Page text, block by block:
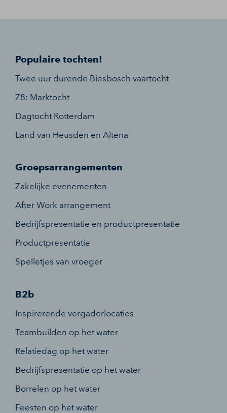
Populaire tochten!
Twee uur durende Biesbosch vaartocht
Z8: Marktocht
Dagtocht Rotterdam
Land van Heusden en Altena
Groepsarrangementen
Zakelijke evenementen
After Work arrangement
Bedrijfspresentatie en productpresentatie
Productpresentatie
Spelletjes van vroeger
B2b
Inspirerende vergaderlocaties
Teambuilden op het water
Relatiedag op het water
Bedrijfspresentatie op het water
Borrelen op het water
Feesten op het water